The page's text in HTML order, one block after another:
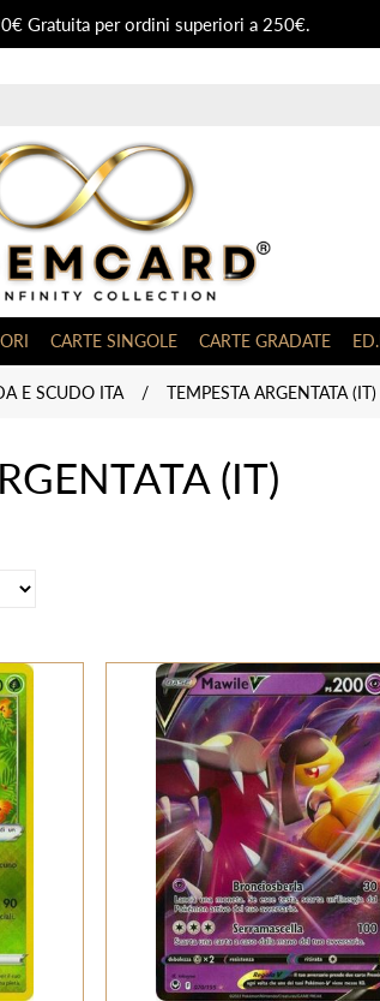
Gratuita per ordini superiori a 250€.
CARTE SINGOLE CARTE GRADATE
E SCUDO ITA / TEMPESTA ARGENTATA (IT)
(IT)